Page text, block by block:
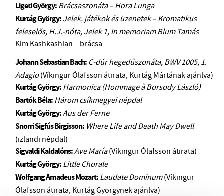
Ligeti György:Brácsaszonáta – Hora Lunga
Kurtág György:Jelek, játékok és üzenetek – Kromatikus
feleselős, H.J.-nóta, Jelek 1, In memoriam Blum Tamás
Kim Kashkashian – brácsa
Johann Sebastian Bach: C-dúr hegedűszonáta, BWV 1005, 1.
Adagio(Víkingur Ólafsson átirata, Kurtág Mártának ajánlva)
Kurtág György:Harmonica (Hommage à Borsody László)
Bartók Béla:Három csíkmegyei népdal
Kurtág György:Aus der Ferne
Snorri Sigfús Birgisson: Where Life and Death May Dwell
(izlandi népdal)
Sigvaldi Kaldalóns:Ave María(Víkingur Ólafsson átirata)
Kurtág György:Little Chorale
Wolfgang Amadeus Mozart:Laudate Dominum(Víkingur
Ólafsson átirata, Kurtág Györgynek ajánlva)